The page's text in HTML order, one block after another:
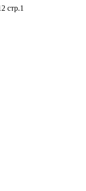
стр.1